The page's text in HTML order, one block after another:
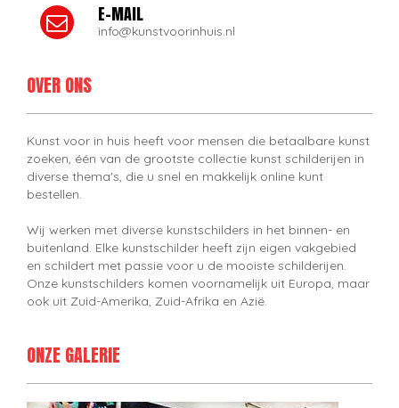
E-MAIL
info@kunstvoorinhuis.nl
OVER ONS
Kunst voor in huis heeft voor mensen die betaalbare kunst
zoeken, één van de grootste collectie kunst schilderijen in
diverse thema's, die u snel en makkelijk online kunt
bestellen.
Wij werken met diverse kunstschilders in het binnen- en
buitenland. Elke kunstschilder heeft zijn eigen vakgebied
en schildert met passie voor u de mooiste schilderijen.
Onze kunstschilders komen voornamelijk uit Europa, maar
ook uit Zuid-Amerika, Zuid-Afrika en Azië.
ONZE GALERIE